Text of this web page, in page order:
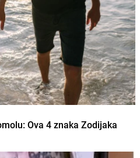
Ova 4 znaka Zodijaka